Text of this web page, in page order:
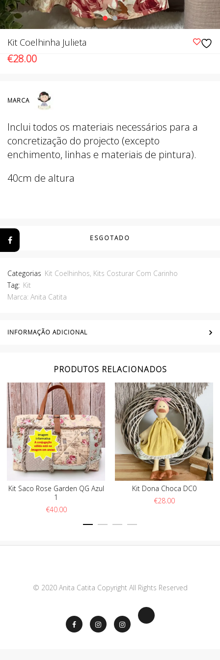
Kit Coelhinha Julieta
€28.00
MARCA
Inclui todos os materiais necessários para a
concretização do projecto (excepto
enchimento, linhas e materiais de pintura).
40cm de altura
ESGOTADO
Categorias Kit Coelhinhos, Kits Costurar Com Carinho
Tag: Kit
Marca: Anita Catita
INFORMAÇÃO ADICIONAL
PRODUTOS RELACIONADOS
Kit Saco Rose Garden QG Azul
1
€40.00
Kit Dona Choca DC0
€28.00
© 2020 Anita Catita Copyright All Rights Reserved